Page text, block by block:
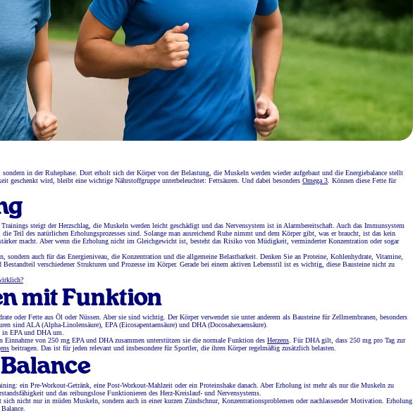
in der Ruhephase. Dort erholt sich der Körper von der Belastung, die Muskeln werden wieder aufgebaut und die Energiebalance stellt
geschenkt wird, bleibt eine wichtige Nährstoffgruppe unterbeleuchtet: Fettsäuren. Und dabei besonders Omega 3 . Können diese Fette für
steigt der Herzschlag, die Muskeln werden leicht geschädigt und das Nervensystem ist in Alarmbereitschaft. Auch das Immunsystem
die Teil des natürlichen Erholungsprozesses sind. Solange man ausreichend Ruhe nimmt und dem Körper gibt, was er braucht, ist das kein
macht. Aber wenn die Erholung nicht im Gleichgewicht ist, besteht das Risiko von Müdigkeit, verminderter Konzentration oder sogar
auch für das Energieniveau, die Konzentration und die allgemeine Belastbarkeit. Denken Sie an Proteine, Kohlenhydrate, Vitamine,
verschiedener Strukturen und Prozesse im Körper. Gerade bei einem aktiven Lebensstil ist es wichtig, diese Bausteine nicht zu
mit Funktion
oder Fette aus Öl oder Nüssen. Aber sie sind wichtig. Der Körper verwendet sie unter anderem als Bausteine für Zellmembranen, besonders
sind ALA (Alpha-Linolensäure), EPA (Eicosapentaensäure) und DHA (Docosahexaensäure).
EPA und DHA um.
von 250 mg EPA und DHA zusammen unterstützen sie die normale Funktion des Herzens . Für DHA gilt, dass 250 mg pro Tag zur
beitragen. Das ist für jeden relevant und insbesondere für Sportler, die ihren Körper regelmäßig zusätzlich belasten.
ein Pre-Workout-Getränk, eine Post-Workout-Mahlzeit oder ein Proteinshake danach. Aber Erholung ist mehr als nur die Muskeln zu
und das reibungslose Funktionieren des Herz-Kreislauf- und Nervensystems.
nicht nur in müden Muskeln, sondern auch in einer kurzen Zündschnur, Konzentrationsproblemen oder nachlassender Motivation. Erholung